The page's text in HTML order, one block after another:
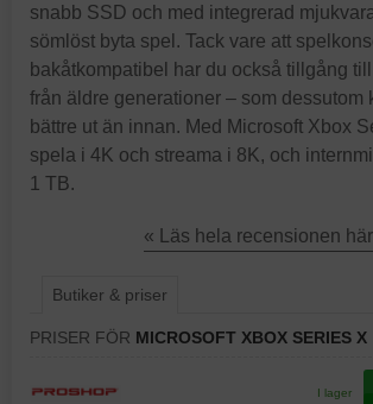
snabb SSD och med integrerad
sömlöst byta spel. Tack vare att
bakåtkompatibel har du också tillgång
från äldre generationer – som dessutom
bättre ut än innan. Med Microsoft Xbox
spela i 4K och streama i 8K, och
1 TB.
« Läs hela recensionen
Butiker & priser
PRISER FÖR MICROSOFT XBOX SERIES X
I lager